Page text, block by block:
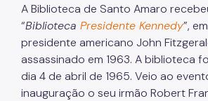
A Biblioteca de Santo Amaro
“Biblioteca Presidente Kennedy”,
presidente americano John
assassinado em 1963. A biblioteca
dia 4 de abril de 1965. Veio ao
inauguração o seu irmão Robert